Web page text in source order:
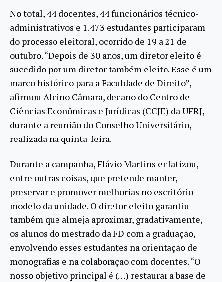
No total, 44 docentes, 44 funcionários técnico-
administrativos e 1.473 estudantes participaram
do processo eleitoral, ocorrido de 19 a 21 de
outubro. “Depois de 30 anos, um diretor eleito é
sucedido por um diretor também eleito. Esse é um
marco histórico para a Faculdade de Direito”,
afirmou Alcino Câmara, decano do Centro de
Ciências Econômicas e Jurídicas (CCJE) da UFRJ,
durante a reunião do Conselho Universitário,
realizada na quinta-feira.
Durante a campanha, Flávio Martins enfatizou,
entre outras coisas, que pretende manter,
preservar e promover melhorias no escritório
modelo da unidade. O diretor eleito garantiu
também que almeja aproximar, gradativamente,
os alunos do mestrado da FD com a graduação,
envolvendo esses estudantes na orientação de
monografias e na colaboração com docentes. “O
nosso objetivo principal é (…) restaurar a base de